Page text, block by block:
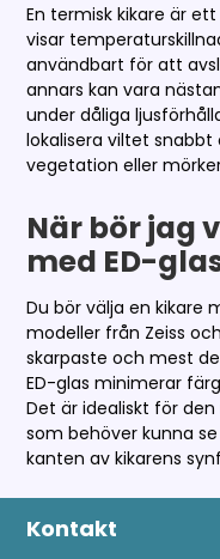
En termisk kikare är
visar
användbart för att
annars kan vara
under dåliga
lokalisera viltet
vegetation eller
När bör jag
med ED-
Du bör välja en kikare
modeller från Zeiss
skarpaste och mest
ED-glas minimerar
Det är idealiskt för
som behöver kunna
kanten av kikarens
Kontakt